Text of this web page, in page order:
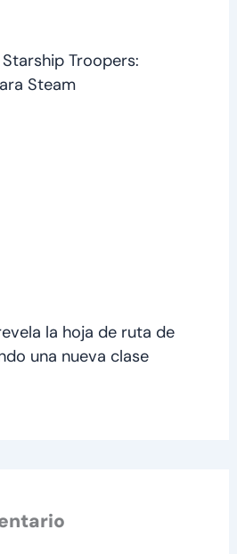
Troopers:
Steam
la hoja de ruta de
una nueva clase